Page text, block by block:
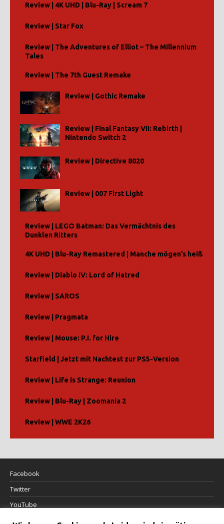
Review | 4K UHD | Blu-Ray | Scream 7
Review | Star Fox
Review | The Adventures of Elliot – The Millennium
Tales
Review | The 7th Guest Remake
Review | Gothic Remake
Review | Final Fantasy VII: Rebirth |
Nintendo Switch 2
Review | Directive 8020
Review | 007 First Light
Review | LEGO Batman: Das Vermächtnis des
Dunklen Ritters
4K UHD | Blu-Ray Remastered | Manche mögen’s heiß
Review | Diablo IV: Lord of Hatred
Review | SAROS
Review | Pragmata
Review | Mouse: P.I. for Hire
Starfield | Jetzt mit Nachtest zur PS5-Version
Review | Life is Strange: Reunion
Review | Blu-Ray | Zoomania 2
Review | WWE 2K26
Facebook
Twitter
YouTube